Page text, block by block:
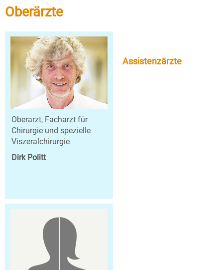
Oberärzte
Oberarzt, Facharzt für
Chirurgie und spezielle
Viszeralchirurgie
Dirk Politt
Assistenzärzte